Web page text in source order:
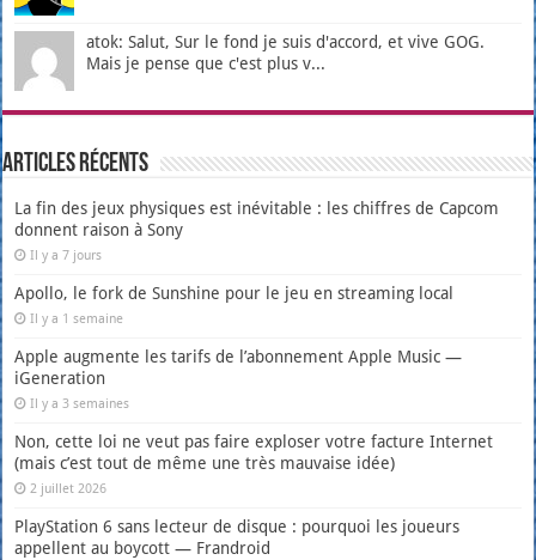
atok: Salut, Sur le fond je suis d'accord, et vive GOG.
Mais je pense que c'est plus v...
Articles récents
La fin des jeux physiques est inévitable : les chiffres de Capcom
donnent raison à Sony
Il y a 7 jours
Apollo, le fork de Sunshine pour le jeu en streaming local
Il y a 1 semaine
Apple augmente les tarifs de l’abonnement Apple Music —
iGeneration
Il y a 3 semaines
Non, cette loi ne veut pas faire exploser votre facture Internet
(mais c’est tout de même une très mauvaise idée)
2 juillet 2026
PlayStation 6 sans lecteur de disque : pourquoi les joueurs
appellent au boycott — Frandroid